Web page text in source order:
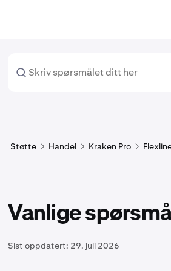
Støtte Handel Kraken Pro
Vanlige
Sist oppdatert: 29. juli 2026